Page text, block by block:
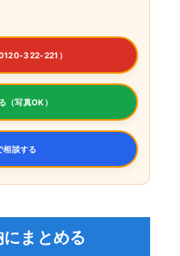
322-221）
（写真OK）
相談する
まとめる